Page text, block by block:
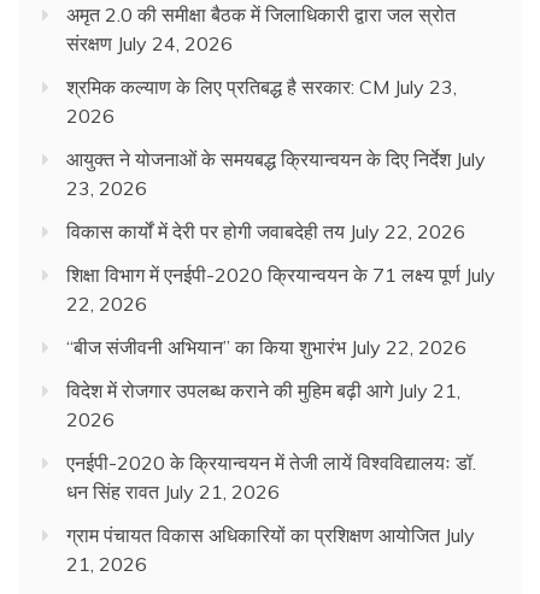
अमृत 2.0 की समीक्षा बैठक में जिलाधिकारी द्वारा जल स्रोत
संरक्षण July 24, 2026
श्रमिक कल्याण के लिए प्रतिबद्ध है सरकार: CM July 23,
2026
आयुक्त ने योजनाओं के समयबद्ध क्रियान्वयन के दिए निर्देश July
23, 2026
विकास कार्यों में देरी पर होगी जवाबदेही तय July 22, 2026
शिक्षा विभाग में एनईपी-2020 क्रियान्वयन के 71 लक्ष्य पूर्ण July
22, 2026
“बीज संजीवनी अभियान” का किया शुभारंभ July 22, 2026
विदेश में रोजगार उपलब्ध कराने की मुहिम बढ़ी आगे July 21,
2026
एनईपी-2020 के क्रियान्वयन में तेजी लायें विश्वविद्यालयः डॉ.
धन सिंह रावत July 21, 2026
ग्राम पंचायत विकास अधिकारियों का प्रशिक्षण आयोजित July
21, 2026